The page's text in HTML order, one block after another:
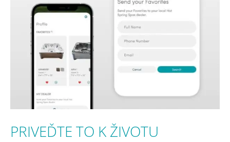
PRIVEĎTE TO K ŽIVOTU